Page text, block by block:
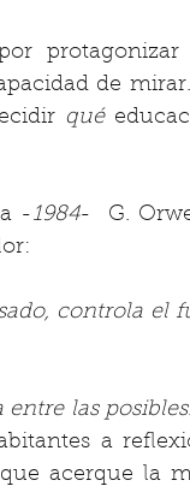
de
qué
-1984-  G.
controla el
entre las posibles
a
acerque la